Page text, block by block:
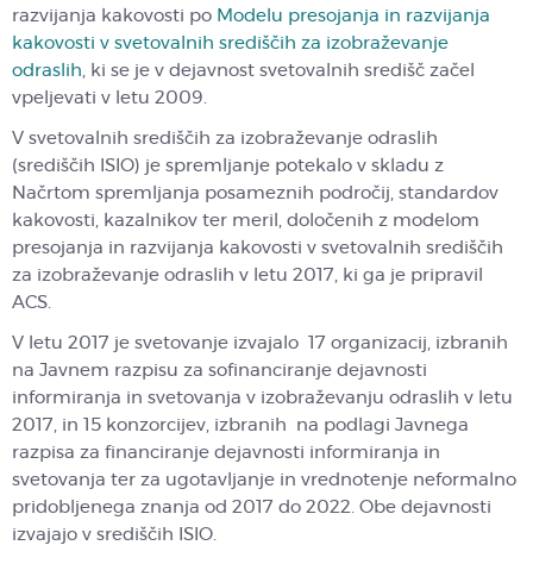
razvijanja kakovosti po Modelu presojanja in razvijanja
kakovosti v svetovalnih središčih za izobraževanje
odraslih, ki se je v dejavnost svetovalnih središč začel
vpeljevati v letu 2009.
V svetovalnih središčih za izobraževanje odraslih
(središčih ISIO) je spremljanje potekalo v skladu z
Načrtom spremljanja posameznih področij, standardov
kakovosti, kazalnikov ter meril, določenih z modelom
presojanja in razvijanja kakovosti v svetovalnih središčih
za izobraževanje odraslih v letu 2017, ki ga je pripravil
ACS.
V letu 2017 je svetovanje izvajalo 17 organizacij, izbranih
na Javnem razpisu za sofinanciranje dejavnosti
informiranja in svetovanja v izobraževanju odraslih v letu
2017, in 15 konzorcijev, izbranih na podlagi Javnega
razpisa za financiranje dejavnosti informiranja in
svetovanja ter za ugotavljanje in vrednotenje neformalno
pridobljenega znanja od 2017 do 2022. Obe dejavnosti
izvajajo v središčih ISIO.